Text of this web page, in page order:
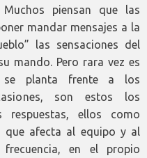
piensan que las
mandar mensajes a la
las sensaciones del
mando. Pero rara vez es
se planta frente a los
son estos los
respuestas, ellos como
que afecta al equipo y al
en el propio